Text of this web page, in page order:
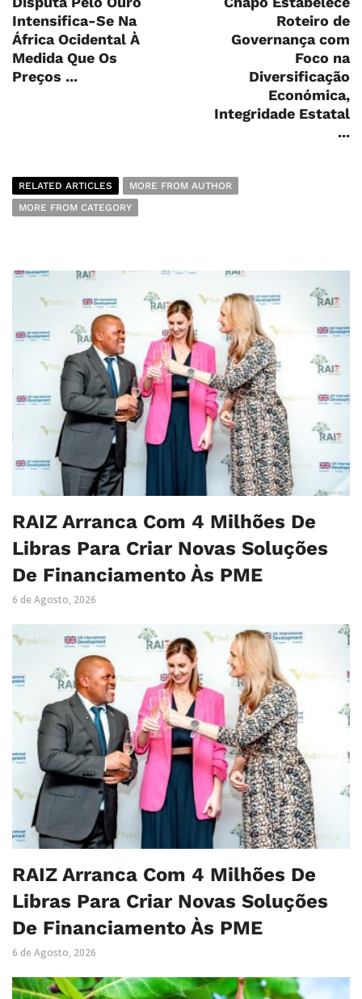
Intensifica-Se Na
África Ocidental À
Medida Que Os
Preços ...
Roteiro de
Governança com
Foco na
Diversificação
Económica,
Integridade Estatal
...
RELATED ARTICLES
MORE FROM AUTHOR
MORE FROM CATEGORY
RAIZ Arranca Com 4 Milhões De
Libras Para Criar Novas Soluções
De Financiamento Às PME
6 de Agosto, 2026
RAIZ Arranca Com 4 Milhões De
Libras Para Criar Novas Soluções
De Financiamento Às PME
6 de Agosto, 2026